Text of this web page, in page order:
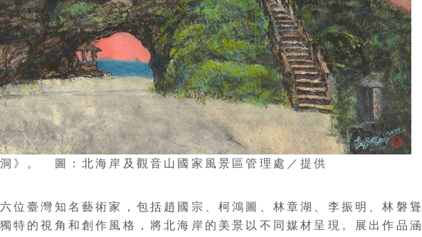
》。 圖：北海岸及觀音山國家風景區管理處／提供
位臺灣知名藝術家，包括趙國宗、柯鴻圖、林章湖、李振明、林磐聳
特的視角和創作風格，將北海岸的美景以不同媒材呈現。展出作品涵